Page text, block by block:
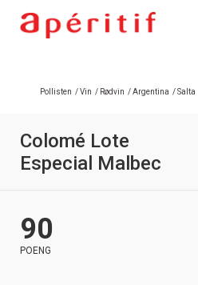
Pollisten /Vin / Rødvin /Argentina /Salta
Colomé Lote
Especial Malbec
90
POENG